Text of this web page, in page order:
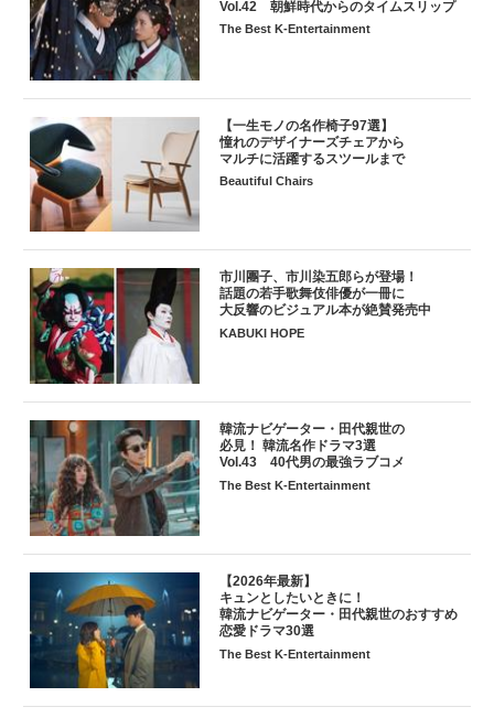
Vol.42 朝鮮時代からのタイムスリップ
The Best K-Entertainment
【一生モノの名作椅子97選】
憧れのデザイナーズチェアから
マルチに活躍するスツールまで
Beautiful Chairs
市川團子、市川染五郎らが登場！
話題の若手歌舞伎俳優が一冊に
大反響のビジュアル本が絶賛発売中
KABUKI HOPE
韓流ナビゲーター・田代親世の
必見！ 韓流名作ドラマ3選
Vol.43 40代男の最強ラブコメ
The Best K-Entertainment
【2026年最新】
キュンとしたいときに！
韓流ナビゲーター・田代親世のおすすめ
恋愛ドラマ30選
The Best K-Entertainment